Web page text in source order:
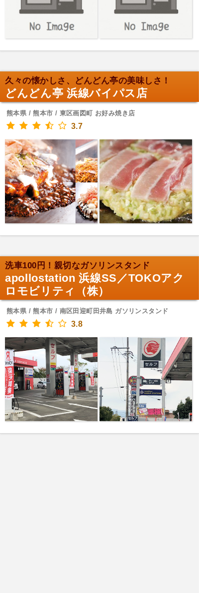
久々の懐かしさ、どんどん亭の美味しさ！
どんどん亭 浜線バイパス店
熊本県 / 熊本市 / 東区画図町 お好み焼き店
3.7
洗車100円！親切なガソリンスタンド
apollostation 浜線SS／TOKOアク
ロモビリティ（株）
熊本県 / 熊本市 / 南区田迎町田井島 ガソリンスタンド
3.8